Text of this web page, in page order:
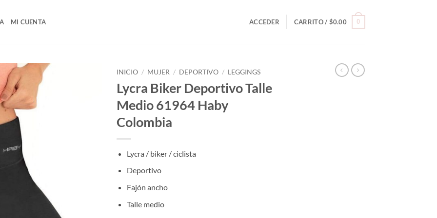
MI CUENTA ACCEDER CARRITO / $0.00 0
INICIO / MUJER / DEPORTIVO / LEGGINGS
Lycra Biker Deportivo Talle
Medio 61964 Haby
Colombia
Lycra / biker / ciclista
Deportivo
Fajón ancho
Talle medio